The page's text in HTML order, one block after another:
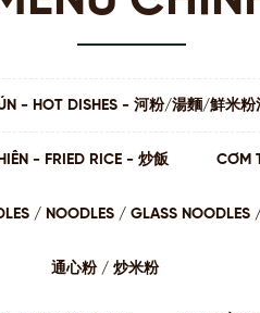
- HOT DISHES - 河粉/湯麵/鮮米粉
- FRIED RICE - 炒飯 CƠM
/ NOODLES / GLASS
通⼼粉 / 炒⽶粉